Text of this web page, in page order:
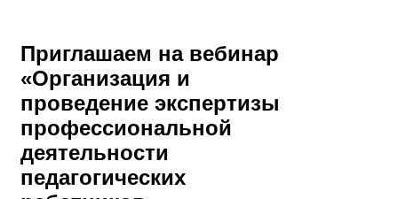
Приглашаем на вебинар
«Организация и
проведение экспертизы
профессиональной
деятельности
педагогических